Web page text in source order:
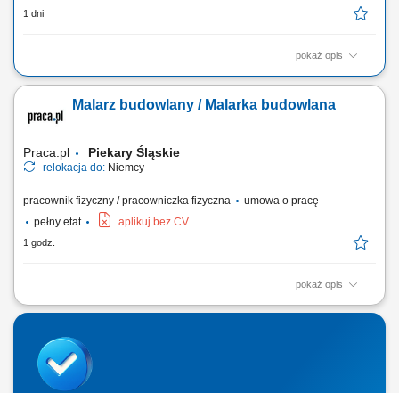
1 dni
pokaż opis
Relocate to Krakow with 10.000 PLN bonus! Your potential has a place
Development Representative with German-English working hybrid in
Krakow, Poland, you’ll be a part of bringing humanity to business.
Malarz budowlany / Malarka budowlana
Praca.pl Piekary Śląskie
relokacja do: Niemcy
pracownik fizyczny / pracowniczka fizyczna
umowa o pracę
pełny etat
aplikuj bez CV
1 godz.
pokaż opis
Opis stanowiska: Kompleksowe wykonywanie prac malarskich i
szlifowanie i szpachlowanie. Malowanie wnętrz oraz fasad budynków.
Realizacja prac elewacyjnych i dociepleniowych dla obiektów
budowlanych. Praca zgodnie z projektem oraz...